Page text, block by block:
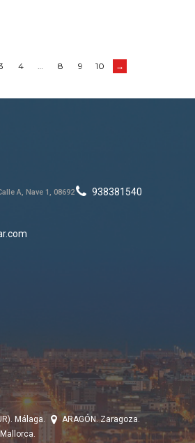
4 8 9 10 →
A, Nave 1, 08692
938381540
Málaga.
ARAGÓN. Zaragoza.